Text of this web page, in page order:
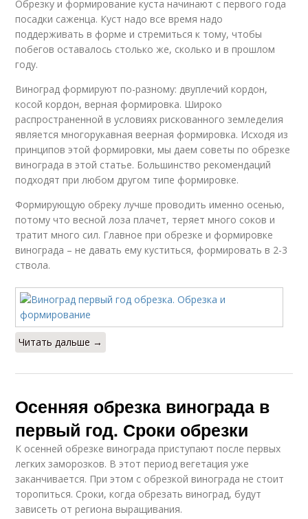
Обрезку и формирование куста начинают с первого года
посадки саженца. Куст надо все время надо
поддерживать в форме и стремиться к тому, чтобы
побегов оставалось столько же, сколько и в прошлом
году.
Виноград формируют по-разному: двуплечий кордон,
косой кордон, верная формировка. Широко
распространенной в условиях рискованного земледелия
является многорукавная веерная формировка. Исходя из
принципов этой формировки, мы даем советы по обрезке
винограда в этой статье. Большинство рекомендаций
подходят при любом другом типе формировке.
Формирующую обреку лучше проводить именно осенью,
потому что весной лоза плачет, теряет много соков и
тратит много сил. Главное при обрезке и формировке
винограда – не давать ему куститься, формировать в 2-3
ствола.
Читать дальше →
Осенняя обрезка винограда в
первый год. Сроки обрезки
К осенней обрезке винограда приступают после первых
легких заморозков. В этот период вегетация уже
заканчивается. При этом с обрезкой винограда не стоит
торопиться. Сроки, когда обрезать виноград, будут
зависеть от региона выращивания.